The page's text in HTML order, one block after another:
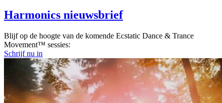
Harmonics nieuwsbrief
Blijf op de hoogte van de komende Ecstatic Dance & Trance
Movement™ sessies:
Schrijf nu in